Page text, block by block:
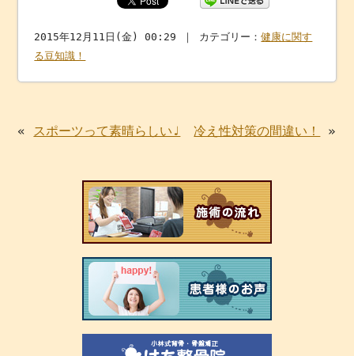
2015年12月11日(金) 00:29 ｜ カテゴリー：健康に関す
る豆知識！
« スポーツって素晴らしい♩ 冷え性対策の間違い！ »